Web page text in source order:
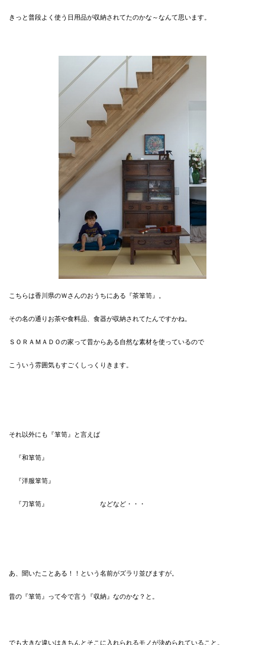
きっと普段よく使う日用品が収納されてたのかな～なんて思います。
こちらは香川県のＷさんのおうちにある『茶箪笥』。
その名の通りお茶や食料品、食器が収納されてたんですかね。
ＳＯＲＡＭＡＤＯの家って昔からある自然な素材を使っているので
こういう雰囲気もすごくしっくりきます。
それ以外にも『箪笥』と言えば
『和箪笥』
『洋服箪笥』
『刀箪笥』 などなど・・・
あ、聞いたことある！！という名前がズラリ並びますが。
昔の『箪笥』って今で言う『収納』なのかな？と。
でも大きな違いはきちんとそこに入れられるモノが決められていること。